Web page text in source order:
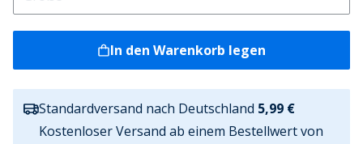
In den Warenkorb legen
Standardversand nach Deutschland 5,99 €
Kostenloser Versand ab einem Bestellwert von